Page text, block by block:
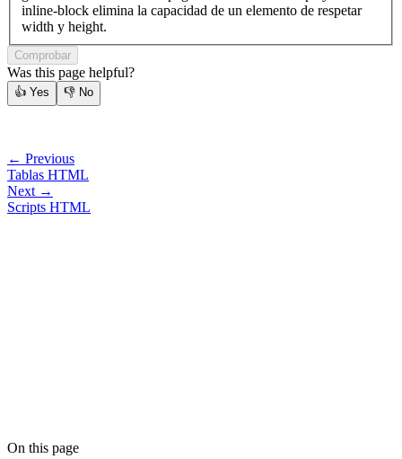
inline-block elimina la capacidad de un elemento de respetar
width y height.
Comprobar
Was this page helpful?
👍 Yes 👎 No
← Previous
Tablas HTML
Next →
Scripts HTML
On this page